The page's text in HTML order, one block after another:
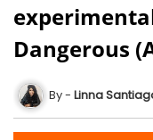
Dangerous
Linna